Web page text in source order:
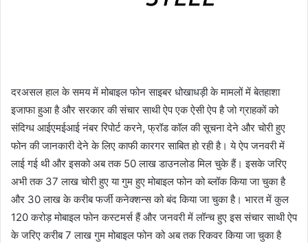
दरअसल हाल के समय में मोबाइल फोन साइबर धोखाधड़ी के मामलों में बेतहाशा
इजाफा हुआ है और सरकार की संचार साथी ऐप एक ऐसी ऐप है जो ग्राहकों को
संदिग्ध आईएमईआई नंबर रिपोर्ट करने, फ्रॉड कॉल की सूचना देने और चोरी हुए
फोन की जानकारी देने के लिए काफी कारगर साबित हो रही है। ये ऐप जनवरी में
लाई गई थी और इसको अब तक 50 लाख डाउनलोड मिल चुके हैं। इसके जरिए
अभी तक 37 लाख चोरी हुए या गुम हुए मोबाइल फोन को ब्लॉक किया जा चुका है
और 30 लाख के करीब फर्जी कनेक्शन्स को बंद किया जा चुका है। भारत में कुल
120 करोड़ मोबाइल फोन कस्टमर्स हैं और जनवरी में लॉन्च हुए इस संचार साथी ऐप
के जरिए करीब 7 लाख गुम मोबाइल फोन को अब तक रिकवर किया जा चुका है